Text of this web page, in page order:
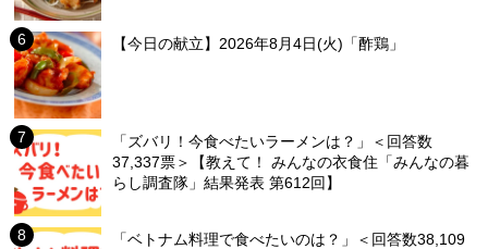
【今日の献立】2026年8月4日(火)「酢鶏」
「ズバリ！今食べたいラーメンは？」＜回答数
37,337票＞【教えて！ みんなの衣食住「みんなの暮
らし調査隊」結果発表 第612回】
「ベトナム料理で食べたいのは？」＜回答数38,109